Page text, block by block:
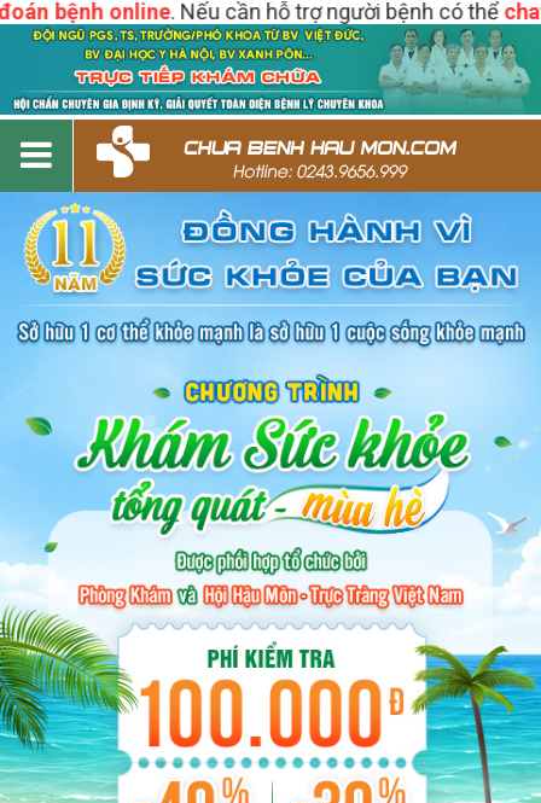
bệnh online. Nếu cần hỗ trợ người bệnh có thểchat